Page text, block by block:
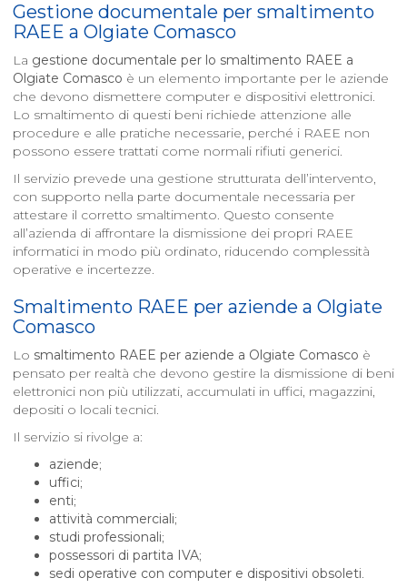
Gestione documentale per smaltimento
RAEE a Olgiate Comasco
La gestione documentale per lo smaltimento RAEE a
Olgiate Comasco è un elemento importante per le aziende
che devono dismettere computer e dispositivi elettronici.
Lo smaltimento di questi beni richiede attenzione alle
procedure e alle pratiche necessarie, perché i RAEE non
possono essere trattati come normali rifiuti generici.
Il servizio prevede una gestione strutturata dell’intervento,
con supporto nella parte documentale necessaria per
attestare il corretto smaltimento. Questo consente
all’azienda di affrontare la dismissione dei propri RAEE
informatici in modo più ordinato, riducendo complessità
operative e incertezze.
Smaltimento RAEE per aziende a Olgiate
Comasco
Lo smaltimento RAEE per aziende a Olgiate Comasco è
pensato per realtà che devono gestire la dismissione di beni
elettronici non più utilizzati, accumulati in uffici, magazzini,
depositi o locali tecnici.
Il servizio si rivolge a:
aziende;
uffici;
enti;
attività commerciali;
studi professionali;
possessori di partita IVA;
sedi operative con computer e dispositivi obsoleti.